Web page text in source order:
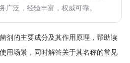
广泛，经验丰富，权威可靠。
剂的主要成分及其作用原理，帮助读
用场景，同时解答关于其名称的常见